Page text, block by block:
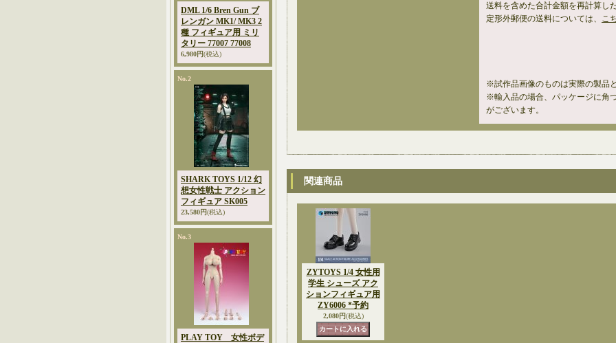
DML 1/6 Bren Gun ブ
レンガン MK1/ MK3 2
種 フィギュア用 ミリ
タリー 77007 77008
6,980円(税込)
No.2
SHARK TOYS 1/12 幻
想女性戦士 アクション
フィギュア SK005
23,580円(税込)
No.3
PLAY TOY 女性ボデ
送料を含めた合計金額を再計算し
定形外郵便の送料については、 こ
※試作品画像のものは実際の製品
※輸入品の場合、パッケージに角
がございます。
関連商品
ZYTOYS 1/4 女性用
学生 シューズ アク
ションフィギュア用
ZY6006 *予約
2,080円(税込)